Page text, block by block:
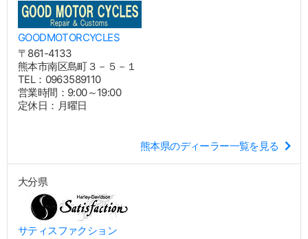
GOODMOTORCYCLES
〒861-4133
熊本市南区島町３－５－１
TEL：0963589110
営業時間：9:00～19:00
定休日：月曜日
熊本県のディーラー一覧を見る
大分県
サティスファクション